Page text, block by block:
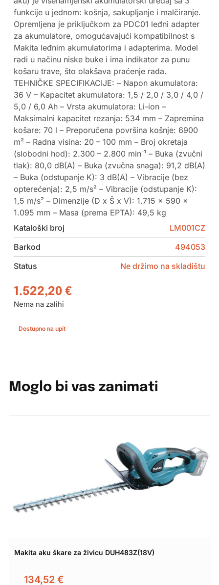
funkcije u jednom: košnja, sakupljanje i malčiranje.
Opremljena je priključkom za PDC01 leđni adapter
za akumulatore, omogućavajući kompatibilnost s
Makita leđnim akumulatorima i adapterima. Model
radi u načinu niske buke i ima indikator za punu
košaru trave, što olakšava praćenje rada.
TEHNIČKE SPECIFIKACIJE: – Napon akumulatora:
36 V – Kapacitet akumulatora: 1,5 / 2,0 / 3,0 / 4,0 /
5,0 / 6,0 Ah – Vrsta akumulatora: Li-ion –
Maksimalni kapacitet rezanja: 534 mm – Zapremina
košare: 70 l – Preporučena površina košnje: 6900
m² – Radna visina: 20 – 100 mm – Broj okretaja
(slobodni hod): 2.300 – 2.800 min⁻¹ – Buka (zvučni
tlak): 80,0 dB(A) – Buka (zvučna snaga): 91,2 dB(A)
– Buka (odstupanje K): 3 dB(A) – Vibracije (bez
opterećenja): 2,5 m/s² – Vibracije (odstupanje K):
1,5 m/s² – Dimenzije (D x Š x V): 1.715 x 590 x
1.095 mm – Masa (prema EPTA): 49,5 kg
Kataloški broj
LM001CZ
Barkod
494053
Status
Ne držimo na skladištu
1.522,20 €
Nema na zalihi
Dostupno na upit
Moglo bi vas zanimati
Makita aku škare za živicu DUH483Z(18V)
134,52 €